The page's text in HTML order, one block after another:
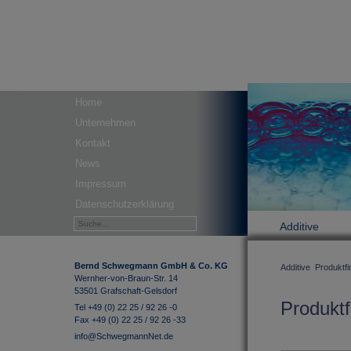
Home
Unternehmen
Kontakt
News
Impressum
Datenschutzerklärung
Bernd Schwegmann GmbH & Co. KG
Wernher-von-Braun-Str. 14
53501 Grafschaft-Gelsdorf
Tel +49 (0) 22 25 / 92 26 -0
Fax +49 (0) 22 25 / 92 26 -33
info@SchwegmannNet.de
Additive
Additive